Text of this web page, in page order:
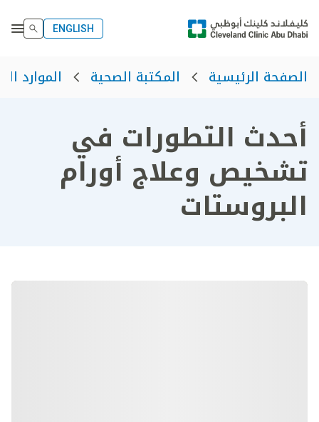
ENGLISH
الصفحة الرئيسية المكتبة الصحية الموارد
أحدث التطورات في
تشخيص وعلاج أورام
البروستات